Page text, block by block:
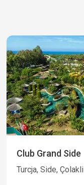
Club Grand Side
Turcja, Side, Çolakli